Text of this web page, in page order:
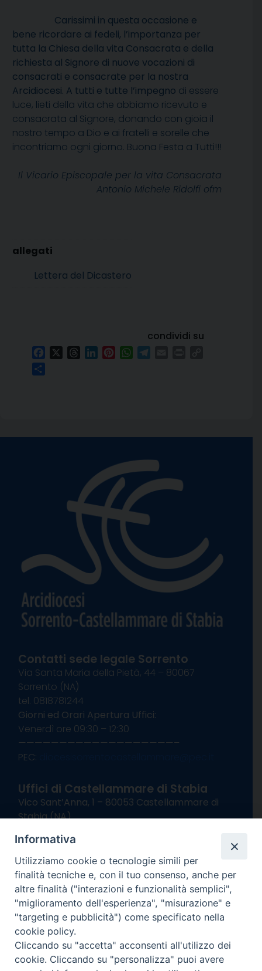
Carissimi in questa occasione e
bene ricordare ai fedeli, l’importanza per
tutta la Chiesa della vita Consacrata e della
richiesta al Signore di nuove vocazioni di
consacrati e consacrate per la nostra
Arcidiocesi. A tutti e tutte l’impegno di essere
luce, lieti della vita che abbiamo ricevuto e
consacrata al Signore, donando con gioia il
nostro tempo a Dio e ai fratelli e sorelle che
incontriamo ogni giorno. Buona Festa a Tutti!!!
Il Vicario Episcopale per la vita Consacrata
Antonio Michele Ridolfi ofm
Lettera del Dicastero
condividi su
FacebookThreadsLinkedInPinterestWhatsApp
Contatti sede legale Sorrento
Via Santa Maria della Pietà, 44 – 80067
Sorrento (NA)
tel. 0818781244
Giorni ed Orari Apertura Uffici:
Venerdì ore 09:30 – 12:30
———————————————————–
PEC:
Uffici di Castellammare di Stabia
Vico Sant’Anna, 1 – 80053 Castellammare di
Stabia (NA)
Giorni ed Orari Apertura Uffici:
Lunedì e Mercoledì ore 09:00 – 13:00
Uffici Matrimoni:
Lunedì e Mercoledì ore 09:30 – 12:30
seguici su
Channel
Informativa
Utilizziamo cookie o tecnologie simili per
finalità tecniche e, con il tuo consenso, anche per
altre finalità ("interazioni e funzionalità semplici",
"miglioramento dell'esperienza", "misurazione" e
"targeting e pubblicità") come specificato nella
cookie policy.
Cliccando su "accetta" acconsenti all'utilizzo dei
cookie. Cliccando su "personalizza" puoi avere